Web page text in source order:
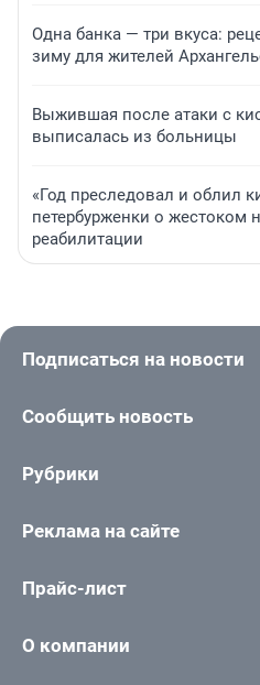
Одна банка — три вкуса:
зиму для жителей
Выжившая после атаки с
выписалась из больницы
«Год преследовал и облил
петербурженки о жестоком
реабилитации
Подписаться на новости
Сообщить новость
Рубрики
Реклама на сайте
Прайс-лист
О компании